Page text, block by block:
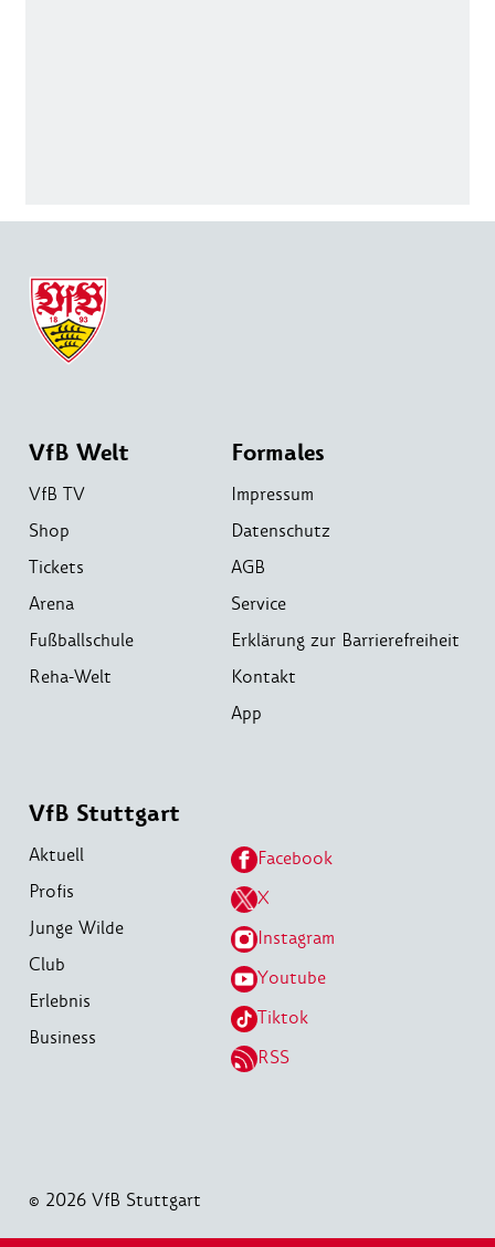
VfB Welt
VfB TV
Shop
Tickets
Arena
Fußballschule
Reha-Welt
Formales
Impressum
Datenschutz
AGB
Service
Erklärung zur Barrierefreiheit
Kontakt
App
VfB Stuttgart
Aktuell
Profis
Junge Wilde
Club
Erlebnis
Business
Facebook
X
Instagram
Youtube
Tiktok
RSS
© 2026 VfB Stuttgart